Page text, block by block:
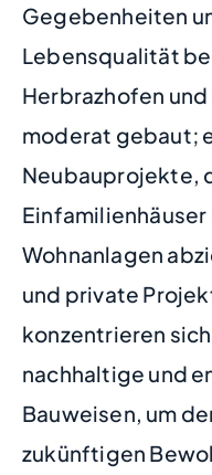
Gegebenheiten
Lebensqualität
Herbrazhofen
moderat gebaut;
Neubauprojekte,
Wohnanlagen
und private
konzentrieren
nachhaltige und
Bauweisen, um
zukünftigen